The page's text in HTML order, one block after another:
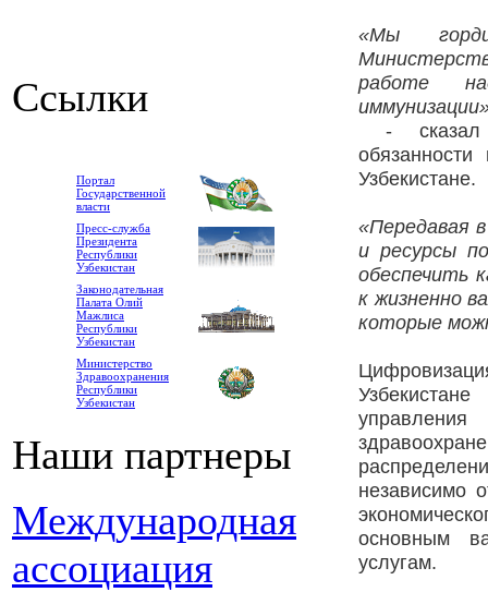
Ссылки
Портал
Государственной
власти
Пресс-служба
Президента
Республики
Узбекистан
Законодательная
Палата Олий
Мажлиса
Республики
Узбекистан
Министерство
Здравоохранения
Республики
Узбекистан
Наши партнеры
Международная
ассоциация
«Мы
работе
- сказал
Узбекистане.
«Передавая
и ресурсы
обеспечить
к жизненно
которые
независимо
основным
услугам.